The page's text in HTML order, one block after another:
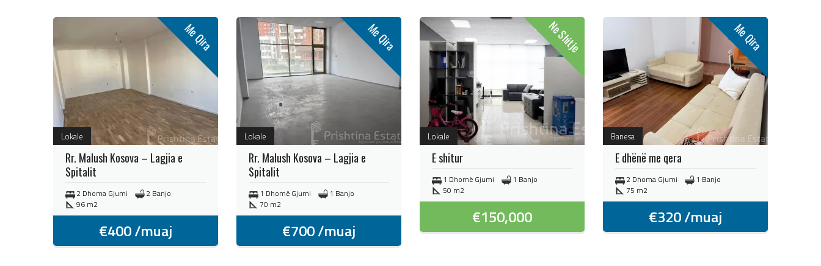
Lokale
Me Qira
Rr. Malush Kosova – Lagjia e
Spitalit
2 Dhoma Gjumi
2 Banjo
96 m2
€400/muaj
Lokale
Me Qira
Rr. Malush Kosova – Lagjia e
Spitalit
1 Dhomë Gjumi
1 Banjo
70 m2
€700/muaj
Lokale
Ne Shitje
E shitur
1 Dhomë Gjumi
1 Banjo
50 m2
€150,000
Banesa
Me Qira
E dhënë me qera
2 Dhoma Gjumi
1 Banjo
75 m2
€320/muaj